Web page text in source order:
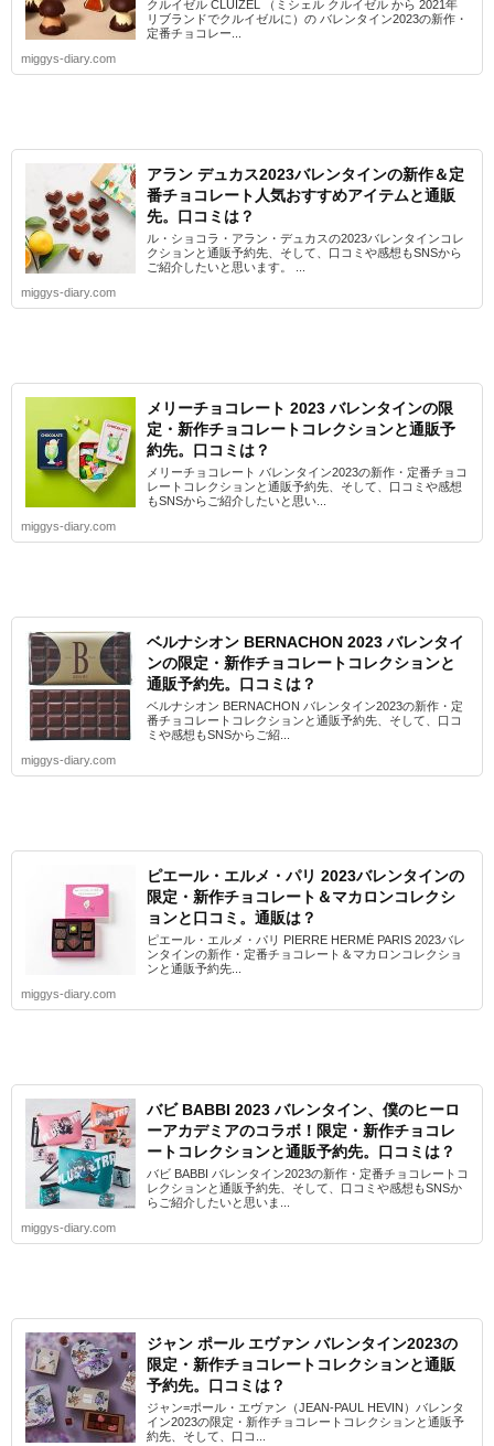
クルイゼル CLUIZEL （ミシェル クルイゼル から 2021年
リブランドでクルイゼルに）の バレンタイン2023の新作・
定番チョコレー...
miggys-diary.com
アラン デュカス2023バレンタインの新作＆定
番チョコレート人気おすすめアイテムと通販
先。口コミは？
ル・ショコラ・アラン・デュカスの2023バレンタインコレ
クションと通販予約先、そして、口コミや感想もSNSから
ご紹介したいと思います。 ...
miggys-diary.com
メリーチョコレート 2023 バレンタインの限
定・新作チョコレートコレクションと通販予
約先。口コミは？
メリーチョコレート バレンタイン2023の新作・定番チョコ
レートコレクションと通販予約先、そして、口コミや感想
もSNSからご紹介したいと思い...
miggys-diary.com
ベルナシオン BERNACHON 2023 バレンタイ
ンの限定・新作チョコレートコレクションと
通販予約先。口コミは？
ベルナシオン BERNACHON バレンタイン2023の新作・定
番チョコレートコレクションと通販予約先、そして、口コ
ミや感想もSNSからご紹...
miggys-diary.com
ピエール・エルメ・パリ 2023バレンタインの
限定・新作チョコレート＆マカロンコレクシ
ョンと口コミ。通販は？
ピエール・エルメ・パリ PIERRE HERMÉ PARIS 2023バレ
ンタインの新作・定番チョコレート＆マカロンコレクショ
ンと通販予約先...
miggys-diary.com
バビ BABBI 2023 バレンタイン、僕のヒーロ
ーアカデミアのコラボ！限定・新作チョコレ
ートコレクションと通販予約先。口コミは？
バビ BABBI バレンタイン2023の新作・定番チョコレートコ
レクションと通販予約先、そして、口コミや感想もSNSか
らご紹介したいと思いま...
miggys-diary.com
ジャン ポール エヴァン バレンタイン2023の
限定・新作チョコレートコレクションと通販
予約先。口コミは？
ジャン=ポール・エヴァン（JEAN-PAUL HEVIN）バレンタ
イン2023の限定・新作チョコレートコレクションと通販予
約先、そして、口コ...